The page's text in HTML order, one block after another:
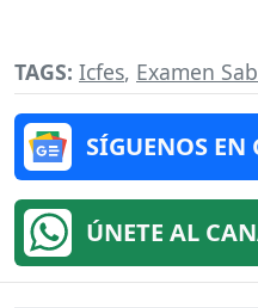
TAGS: Icfes, Examen
SÍGUENOS EN
ÚNETE AL